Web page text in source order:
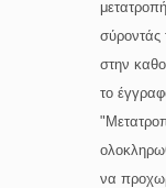
σύροντάς
στην
το
να